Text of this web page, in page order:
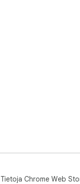
Tietoja Chrome Web